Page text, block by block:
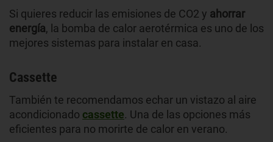
Si quieres reducir las emisiones de CO2 y ahorrar
energía, la bomba de calor aerotérmica es uno de los
mejores sistemas para instalar en casa.
Cassette
También te recomendamos echar un vistazo al aire
acondicionado cassette. Una de las opciones más
eficientes para no morirte de calor en verano.